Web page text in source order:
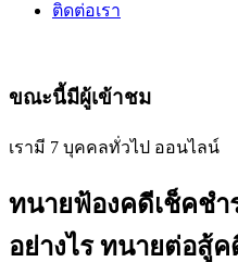
ติดต่อเรา
ขณะนี้มีผู้เข้าชม
เรามี 7 บุคคลทั่วไป ออนไลน์
ทนายฟ้องคดีเช็คช
อย่างไร ทนายต่อสู้